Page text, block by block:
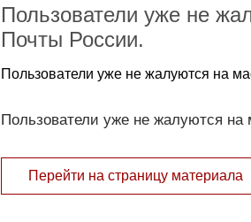
Пользователи уже не
Почты России.
Пользователи уже не жалуются на
Пользователи уже не жалуются
Перейти на страницу материала